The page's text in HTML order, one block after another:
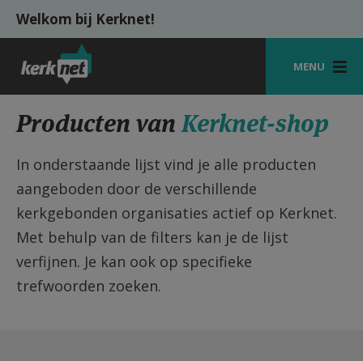
Overslaan en naar de inhoud gaan
Welkom bij Kerknet!
MENU
STARTPAGINA
VIERINGEN
SHOP
ZOEKEN
HULP
Producten vanKerknet-shop
In onderstaande lijst vind je alle producten
aangeboden door de verschillende
kerkgebonden organisaties actief op Kerknet.
Met behulp van de filters kan je de lijst
verfijnen. Je kan ook op specifieke
trefwoorden zoeken.